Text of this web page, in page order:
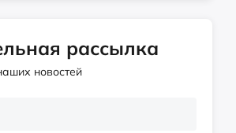
рассылка
новостей